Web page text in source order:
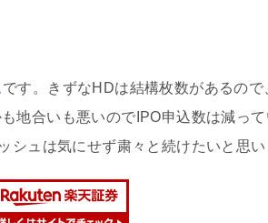
です。きずなHDは結構枚数があるので
地合いも悪いのでIPO申込数は減っ
ュは気にせず粛々と続けたいと思い